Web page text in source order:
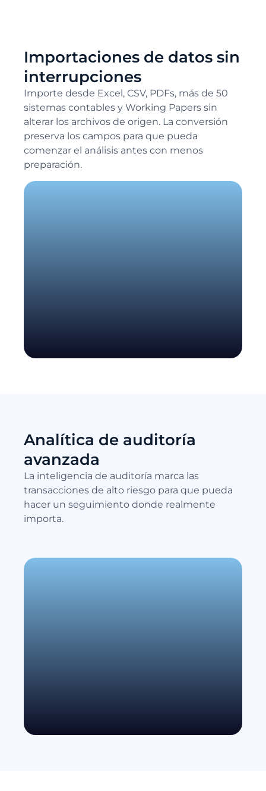
Importaciones de datos sin
interrupciones
Importe desde Excel, CSV, PDFs, más de 50
sistemas contables y Working Papers sin
alterar los archivos de origen. La conversión
preserva los campos para que pueda
comenzar el análisis antes con menos
preparación.
Analítica de auditoría
avanzada
La inteligencia de auditoría marca las
transacciones de alto riesgo para que pueda
hacer un seguimiento donde realmente
importa.